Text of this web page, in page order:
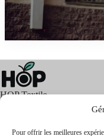
Pour offrir les meilleures
HOP Textile